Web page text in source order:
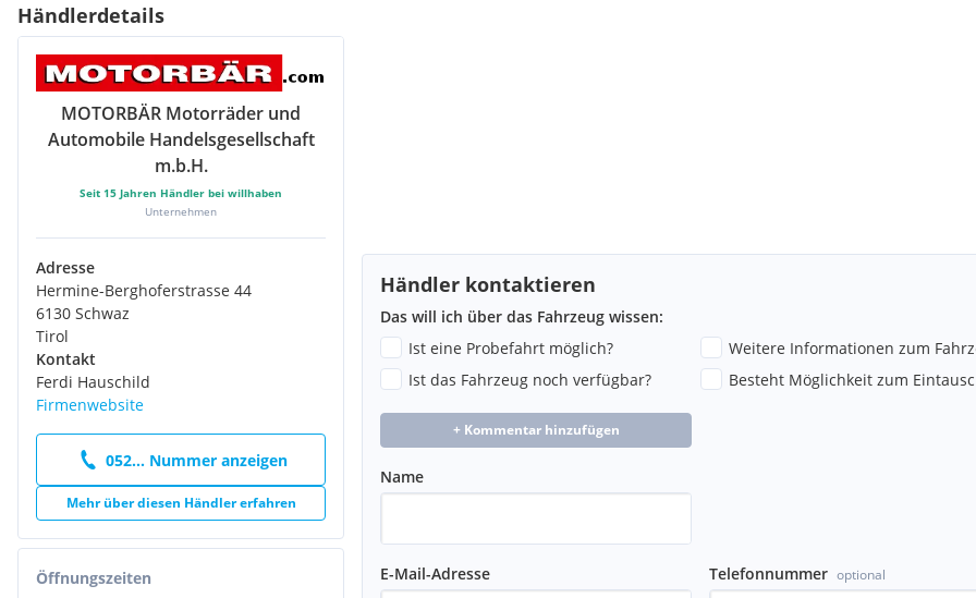
Händlerdetails
MOTORBÄR Motorräder und
Automobile Handelsgesellschaft
m.b.H.
Seit 15 Jahren Händler bei willhaben
Unternehmen
Adresse
Hermine-Berghoferstrasse 44
6130 Schwaz
Tirol
Kontakt
Ferdi Hauschild
Firmenwebsite
052... Nummer anzeigen
Mehr über diesen Händler erfahren
Öffnungszeiten
Händler kontaktieren
Das will ich über das Fahrzeug wissen:
Ist eine Probefahrt möglich?
Weitere Informationen zum
Ist das Fahrzeug noch verfügbar?
Besteht Möglichkeit zum
+ Kommentar hinzufügen
Name
E-Mail-Adresse Telefonnummer optional